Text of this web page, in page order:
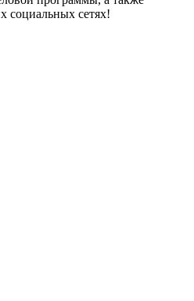
социальных сетях!